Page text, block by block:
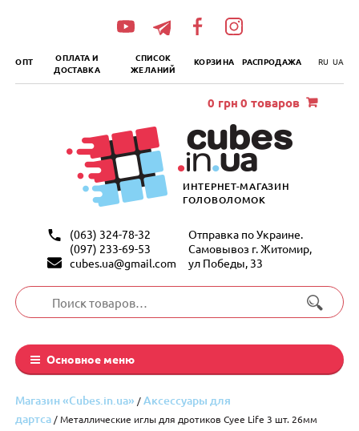
ОПТ
ОПЛАТА И
ДОСТАВКА
СПИСОК
ЖЕЛАНИЙ
КОРЗИНА РАСПРОДАЖА RU UA
ИНТЕРНЕТ-МАГАЗИН
ГОЛОВОЛОМОК
(063) 324-78-32
(097) 233-69-53
cubes.ua@gmail.com
Отправка по Украине.
Самовывоз г. Житомир,
ул Победы, 33
Искать:
Основное меню
0 грн 0 товаров
Магазин «Cubes.in.ua» /Аксессуары для
дартса / Металлические иглы для дротиков Cyee Life 3 шт. 26мм